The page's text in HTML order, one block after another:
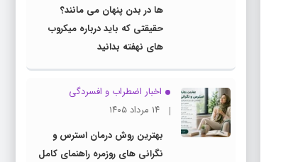
ها در بدن پنهان می مانند؟
حقیقتی که باید درباره میکروب
های نهفته بدانید
اخبار اضطراب و افسردگی
۱۴ مرداد ۱۴۰۵
بهترین روش درمان استرس و
نگرانی های روزمره راهنمای کامل